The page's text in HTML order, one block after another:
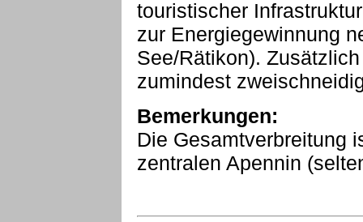
touristischer
zur Energiegewinnung
See/Rätikon).
zumindest
Bemerkungen:
Die Gesamtverbreitung
zentralen Apennin